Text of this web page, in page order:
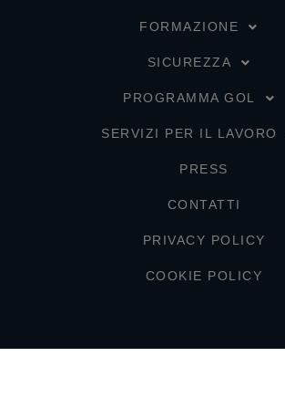
FORMAZIONE
SICUREZZA
PROGRAMMA GOL
SERVIZI PER IL LAVORO
PRESS
CONTATTI
PRIVACY POLICY
COOKIE POLICY